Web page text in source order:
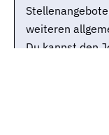
weiteren
Du kannst den